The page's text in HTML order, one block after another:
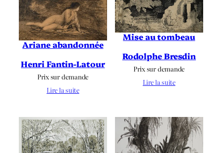
Ariane abandonnée
Henri Fantin-Latour
Prix sur demande
Lire la suite
Mise au tombeau
Rodolphe Bresdin
Prix sur demande
Lire la suite